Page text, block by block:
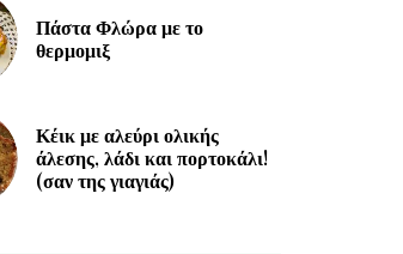
Πάστα Φλώρα με το
θερμομιξ
Κέικ με αλεύρι ολικής
άλεσης, λάδι και πορτοκάλι!
(σαν της γιαγιάς)